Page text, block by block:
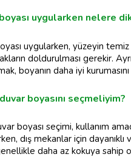
uygularken nelere
uygularken, yüzeyin temiz
doldurulması gerekir.
boyanın daha iyi kurumasını
boyasını seçmeliyim?
boyası seçimi, kullanım
dış mekanlar için
daha az kokuya sahip